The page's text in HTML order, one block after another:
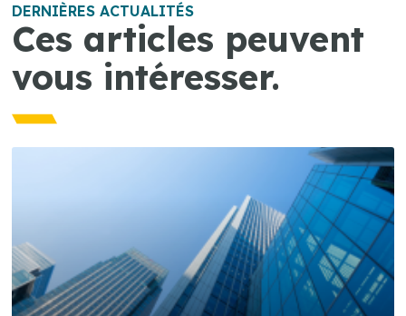
DERNIÈRES ACTUALITÉS
Ces articles peuvent
vous intéresser.